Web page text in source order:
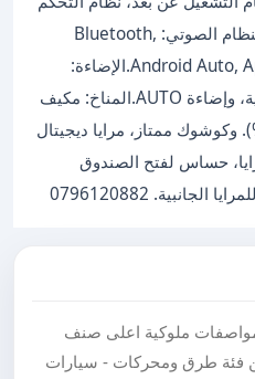
عن بعد، شاحن وايرلس NFC. ​النظام الصوتي: Bluetooth,
Android Auto, Apple CarPlay, Aux, USB, CD. ​الإضاءة:
إضاءة زينون كاملة، إضاءة نهارية، وإضاءة AUTO. ​المناخ: مكيف
مفصل (حامي بارد 100%). ​ وكوشوك ممتاز، مرايا ديجيتال
حساس لفتح الصندوق
0796120882
إعلان هيونداي ايونيك 5 مواصفات ملوكية اعلى صنف
طرق ومحركات - سيارات